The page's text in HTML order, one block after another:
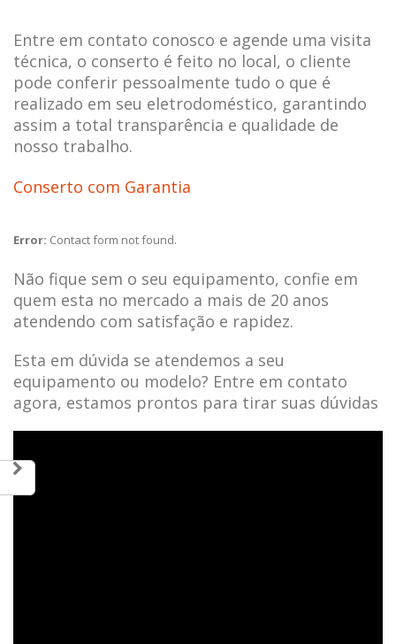
Entre em contato conosco e agende uma visita
técnica, o conserto é feito no local, o cliente
pode conferir pessoalmente tudo o que é
realizado em seu eletrodoméstico, garantindo
assim a total transparência e qualidade de
nosso trabalho.
Conserto com Garantia
Error: Contact form not found.
Não fique sem o seu equipamento, confie em
quem esta no mercado a mais de 20 anos
atendendo com satisfação e rapidez.
Esta em dúvida se atendemos a seu
equipamento ou modelo? Entre em contato
agora, estamos prontos para tirar suas dúvidas